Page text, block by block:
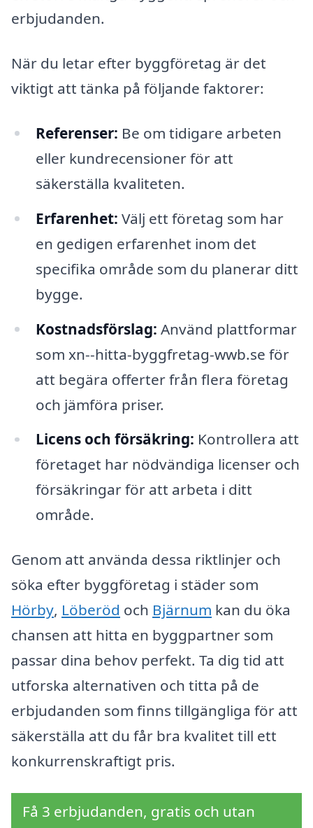
erbjudanden.
När du letar efter byggföretag är det
viktigt att tänka på följande faktorer:
Referenser: Be om tidigare arbeten
eller kundrecensioner för att
säkerställa kvaliteten.
Erfarenhet: Välj ett företag som har
en gedigen erfarenhet inom det
specifika område som du planerar ditt
bygge.
Kostnadsförslag: Använd plattformar
som xn--hitta-byggfretag-wwb.se för
att begära offerter från flera företag
och jämföra priser.
Licens och försäkring: Kontrollera att
företaget har nödvändiga licenser och
försäkringar för att arbeta i ditt
område.
Genom att använda dessa riktlinjer och
söka efter byggföretag i städer som
Hörby, Löberöd och Bjärnum kan du öka
chansen att hitta en byggpartner som
passar dina behov perfekt. Ta dig tid att
utforska alternativen och titta på de
erbjudanden som finns tillgängliga för att
säkerställa att du får bra kvalitet till ett
konkurrenskraftigt pris.
Få 3 erbjudanden, gratis och utan